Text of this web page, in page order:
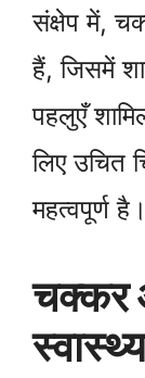
संक्षेप में,
हैं, जिसमें
पहलुएँ
लिए उचित
महत्वपूर्ण है।
चक्कर